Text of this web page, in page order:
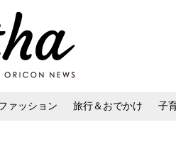
ァッション 旅行＆おでかけ 子